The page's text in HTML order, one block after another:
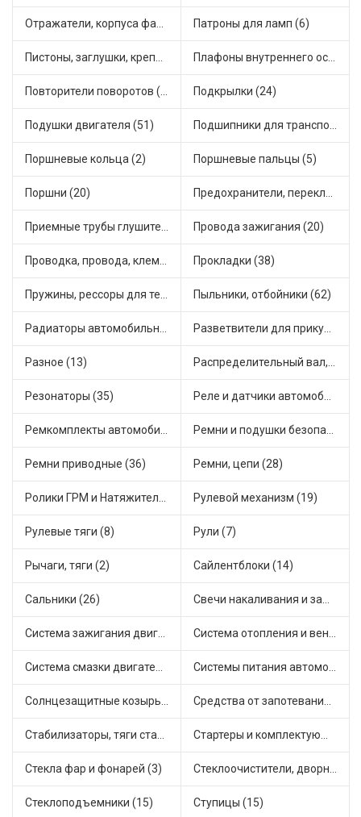
Отражатели, корпуса фар и фонарей (3) Патроны для ламп (6)
Пистоны, заглушки, крепежные элементы (11) Плафоны внутреннего освещения (1)
Повторители поворотов (14) Подкрылки (24)
Подушки двигателя (51) Подшипники для транспорта (27)
Поршневые кольца (2) Поршневые пальцы (5)
Поршни (20) Предохранители, переключатели, кнопки автомобильные (75)
Приемные трубы глушителя (9) Провода зажигания (20)
Проводка, провода, клеммы и разъемы (32) Прокладки (38)
Пружины, рессоры для техники (13) Пыльники, отбойники (62)
Радиаторы автомобильные (24) Разветвители для прикуривателя (5)
Разное (13) Распределительный вал, шестерни распределительного (12)
Резонаторы (35) Реле и датчики автомобильные (155)
Ремкомплекты автомобильные (79) Ремни и подушки безопасности (6)
Ремни приводные (36) Ремни, цепи (28)
Ролики ГРМ и Натяжители (34) Рулевой механизм (19)
Рулевые тяги (8) Рули (7)
Рычаги, тяги (2) Сайлентблоки (14)
Сальники (26) Свечи накаливания и зажигания (36)
Система зажигания двигателя (5) Система отопления и вентиляции (20)
Система смазки двигателя (11) Системы питания автомобиля (25)
Солнцезащитные козырьки для салона автомобиля (1) Средства от запотевания и размораживатели стекла (1)
Стабилизаторы, тяги стабилизатора, стойки стабилиз (12) Стартеры и комплектующие (46)
Стекла фар и фонарей (3) Стеклоочистители, дворники (3)
Стеклоподъемники (15) Ступицы (15)